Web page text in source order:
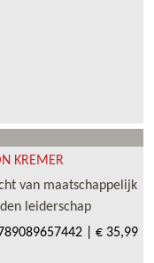
KREMER
van maatschappelijk
leiderschap
€ 35,99